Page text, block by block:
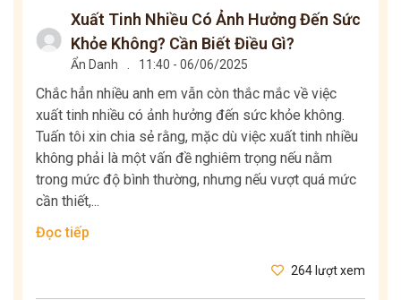
Xuất Tinh Nhiều Có Ảnh Hưởng Đến Sức
Khỏe Không? Cần Biết Điều Gì?
Ẩn Danh 11:40 - 06/06/2025
Chắc hẳn nhiều anh em vẫn còn thắc mắc về việc
xuất tinh nhiều có ảnh hưởng đến sức khỏe không.
Tuấn tôi xin chia sẻ rằng, mặc dù việc xuất tinh nhiều
không phải là một vấn đề nghiêm trọng nếu nằm
trong mức độ bình thường, nhưng nếu vượt quá mức
cần thiết,...
Đọc tiếp
264 lượt xem